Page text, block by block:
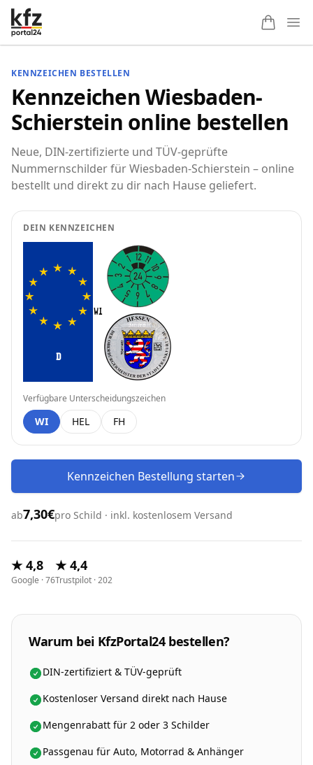
KENNZEICHEN BESTELLEN
Kennzeichen Wiesbaden-
Schierstein online bestellen
Neue, DIN-zertifizierte und TÜV-geprüfte
Nummernschilder für Wiesbaden-Schierstein – online
bestellt und direkt zu dir nach Hause geliefert.
DEIN KENNZEICHEN
D
Verfügbare Unterscheidungszeichen
WI HEL FH
Kennzeichen Bestellung starten
ab7,30€pro Schild · inkl. kostenlosem Versand
★ 4,8
Google · 76
★ 4,4
Trustpilot · 202
Warum bei KfzPortal24 bestellen?
DIN-zertifiziert & TÜV-geprüft
Kostenloser Versand direkt nach Hause
Mengenrabatt für 2 oder 3 Schilder
Passgenau für Auto, Motorrad & Anhänger